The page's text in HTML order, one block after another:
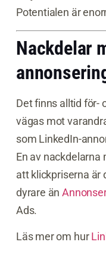
Potentialen är
Nackdelar
Det finns alltid för-
vägas mot
som LinkedIn-
En av nackdelarna
att klickpriserna är
dyrare än
Ads.
Läs mer om hur